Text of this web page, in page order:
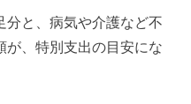
分と、病気や介護など不
が、特別支出の目安にな